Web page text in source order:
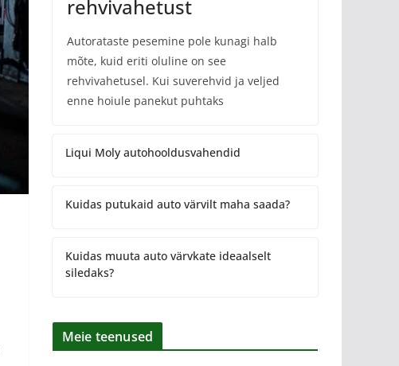
rehvivahetust
Autorataste pesemine pole kunagi halb
mõte, kuid eriti oluline on see
rehvivahetusel. Kui suverehvid ja veljed
enne hoiule panekut puhtaks
Liqui Moly autohooldusvahendid
Kuidas putukaid auto värvilt maha saada?
Kuidas muuta auto värvkate ideaalselt
siledaks?
Meie teenused